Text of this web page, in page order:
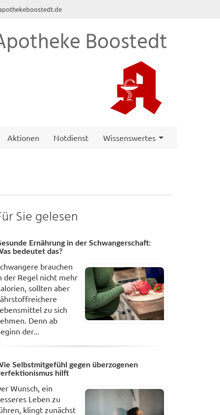
Boostedt
Aktionen Notdienst Wissenswertes
Sie gelesen
Ernährung in der Schwangerschaft:
bedeutet das?
brauchen
der Regel nicht mehr
sollten aber
zu sich
Denn ab
der...
Selbstmitgefühl gegen überzogenen
hilft
Wunsch, ein
Leben zu
klingt zunächst